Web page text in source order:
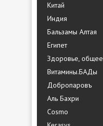
Китай
Индия
Бальзамы Алтая
Египет
Здоровье, общее
Витамины.БАДы
Добропаровъ
Аль Бахри
Cosmo